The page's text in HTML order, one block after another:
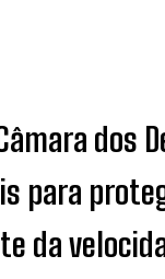
dos
para
da